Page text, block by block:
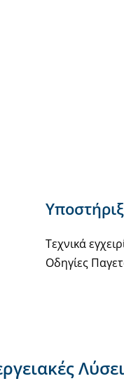
Τεχνικά
Οδηγίες